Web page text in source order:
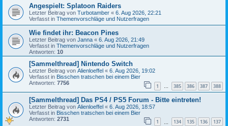
Angespielt: Splatoon Raiders
Letzter Beitrag von Turbotamber « 6. Aug 2026, 22:21
Verfasst in Themenvorschläge und Nutzerfragen
Wie findet ihr: Beacon Pines
Letzter Beitrag von Janna « 6. Aug 2026, 21:49
Verfasst in Themenvorschläge und Nutzerfragen
Antworten: 10
[Sammelthread] Nintendo Switch
Letzter Beitrag von Alienloeffel « 6. Aug 2026, 19:02
Verfasst in Bisschen tratschen bei einem Bier
Antworten: 7756 1 … 385 386 387 388
[Sammelthread] Das PS4 / PS5 Forum - Bitte eintreten!
Letzter Beitrag von Alienloeffel « 6. Aug 2026, 18:57
Verfasst in Bisschen tratschen bei einem Bier
Antworten: 2731 1 134 135 136 137